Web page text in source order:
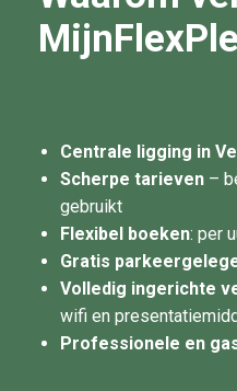
Centrale ligging in
Scherpe tarieven –
gebruikt
Flexibel boeken: per
Gratis
Volledig ingerichte
wifi en
Professionele en